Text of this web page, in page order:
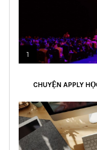
1
CHUYỆN APPLY